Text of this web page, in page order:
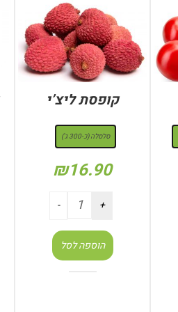
קופסת ליצ’י
סלסלה (כ-300 ג')
₪16.90
הוספה לסל